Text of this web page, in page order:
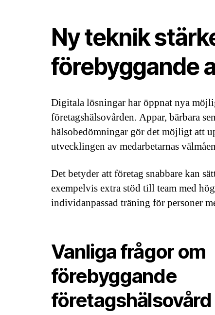
Ny teknik
förebyggande
Digitala lösningar har öppnat nya
företagshälsovården. Appar, bärbara
hälsobedömningar gör det möjligt att
utvecklingen av medarbetarnas
Det betyder att företag snabbare kan
exempelvis extra stöd till team med
individanpassad träning för personer
Vanliga frågor om
förebyggande
företagshälsovård